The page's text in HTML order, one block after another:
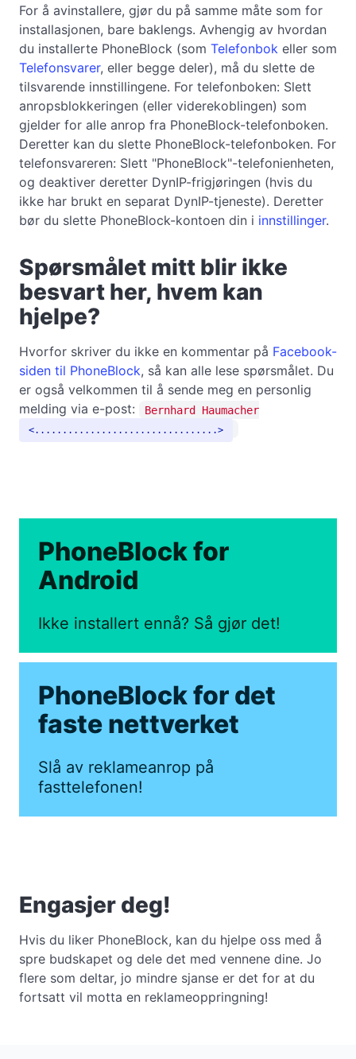
For å avinstallere, gjør du på samme måte som for
installasjonen, bare baklengs. Avhengig av hvordan
du installerte PhoneBlock (som Telefonbok eller som
Telefonsvarer, eller begge deler), må du slette de
tilsvarende innstillingene. For telefonboken: Slett
anropsblokkeringen (eller viderekoblingen) som
gjelder for alle anrop fra PhoneBlock-telefonboken.
Deretter kan du slette PhoneBlock-telefonboken. For
telefonsvareren: Slett "PhoneBlock"-telefonienheten,
og deaktiver deretter DynIP-frigjøringen (hvis du
ikke har brukt en separat DynIP-tjeneste). Deretter
bør du slette PhoneBlock-kontoen din i innstillinger.
Spørsmålet mitt blir ikke
besvart her, hvem kan
hjelpe?
Hvorfor skriver du ikke en kommentar på Facebook-
siden til PhoneBlock, så kan alle lese spørsmålet. Du
er også velkommen til å sende meg en personlig
melding via e-post:
Bernhard Haumacher
.................................
PhoneBlock for
Android
Ikke installert ennå? Så gjør det!
PhoneBlock for det
faste nettverket
Slå av reklameanrop på
fasttelefonen!
Engasjer deg!
Hvis du liker PhoneBlock, kan du hjelpe oss med å
spre budskapet og dele det med vennene dine. Jo
flere som deltar, jo mindre sjanse er det for at du
fortsatt vil motta en reklameoppringning!